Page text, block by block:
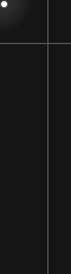
Skip
content